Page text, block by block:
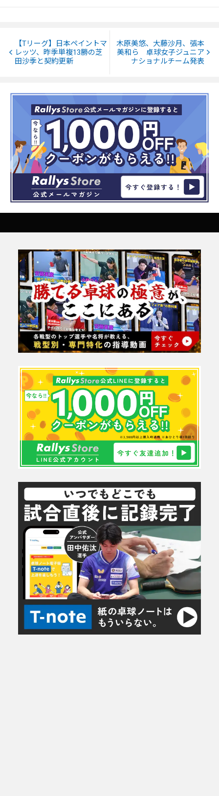
【Tリーグ】日本ペイントマ
レッツ、昨季単複13勝の芝
田沙季と契約更新
木原美悠、大藤沙月、張本
美和ら 卓球女子ジュニア
ナショナルチーム発表